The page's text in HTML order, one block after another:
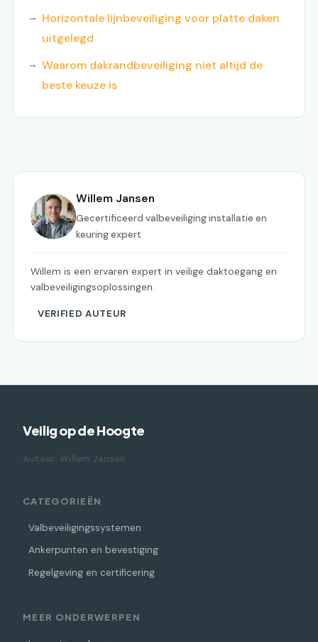
Horizontale lijnbeveiliging voor platte daken
uitgelegd
Waarom dakrandbeveiliging niet altijd de
beste keuze is
Willem Jansen
Gecertificeerd valbeveiliging installatie en
keuring expert
Willem is een ervaren expert in veilige daktoegang en
valbeveiligingsoplossingen.
VERIFIED AUTEUR
Veilig op de Hoogte
Auteur: Willem Jansen
CATEGORIEËN
Valbeveiligingssystemen
Ankerpunten en bevestiging
Regelgeving en certificering
MEER ONDERWERPEN